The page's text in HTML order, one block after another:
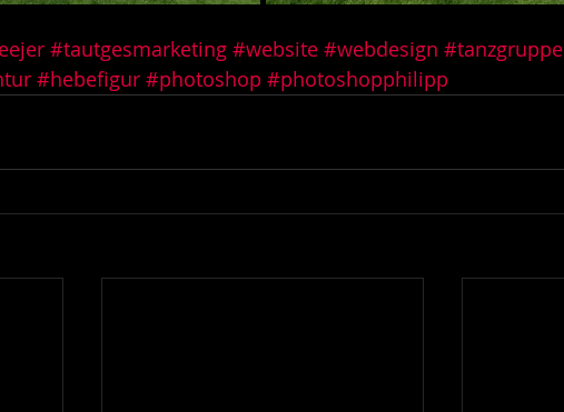
#tautgesmarketing #website #webdesign #tanzgruppe
#hebefigur #photoshop #photoshopphilipp